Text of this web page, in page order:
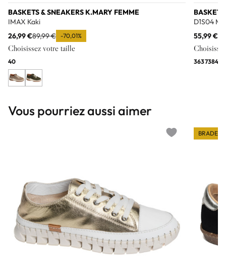
BASKETS & SNEAKERS K.MARY FEMME
IMAX Kaki
26,99 €89,99 € -70,01%
Choisissez votre taille
40
D1S04
55,99 €
36373841
Vous pourriez aussi aimer